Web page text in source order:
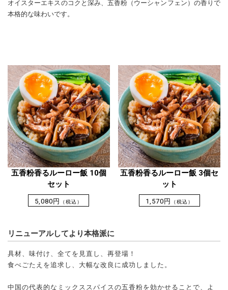
オイスターエキスのコクと深み、五香粉（ウーシャンフェン）の香りで
本格的な味わいです。
五香粉香るルーロー飯 10個
セット
5,080円 （税込）
五香粉香るルーロー飯 3個セ
ット
1,570円 （税込）
リニューアルしてより本格派に
具材、味付け、全てを見直し、再登場！
食べごたえを追求し、大幅な改良に成功しました。
中国の代表的なミックススパイスの五香粉を効かせることで、よ